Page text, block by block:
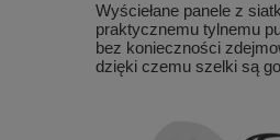
Wyściełane panele z
praktycznemu tylnemu
bez konieczności
dzięki czemu szelki są